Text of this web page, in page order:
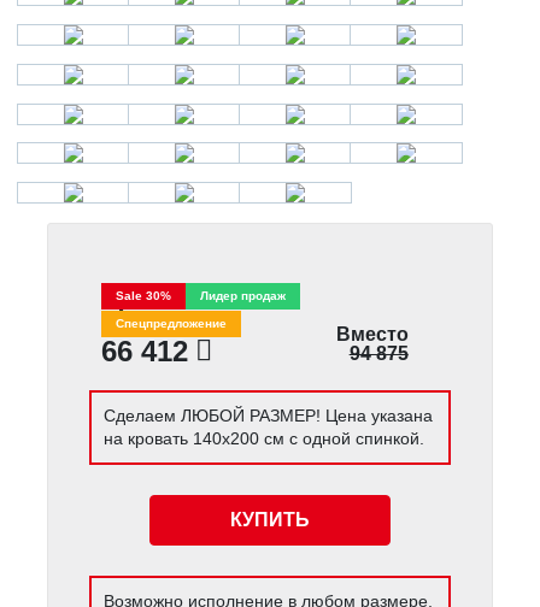
Цена
66 412
Sale 30% Лидер продаж
Спецпредложение
Вместо
94 875
Сделаем ЛЮБОЙ РАЗМЕР! Цена указана
на кровать 140х200 см с одной спинкой.
КУПИТЬ
Возможно исполнение в любом размере,